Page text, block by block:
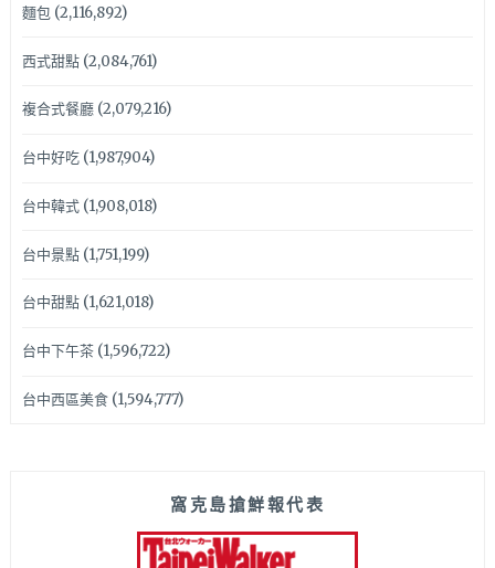
麵包(2,116,892)
西式甜點(2,084,761)
複合式餐廳(2,079,216)
台中好吃(1,987,904)
台中韓式(1,908,018)
台中景點(1,751,199)
台中甜點(1,621,018)
台中下午茶(1,596,722)
台中西區美食(1,594,777)
窩克島搶鮮報代表